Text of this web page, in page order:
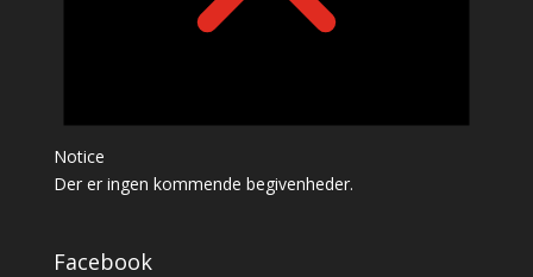
Notice
Der er ingen kommende begivenheder.
Facebook